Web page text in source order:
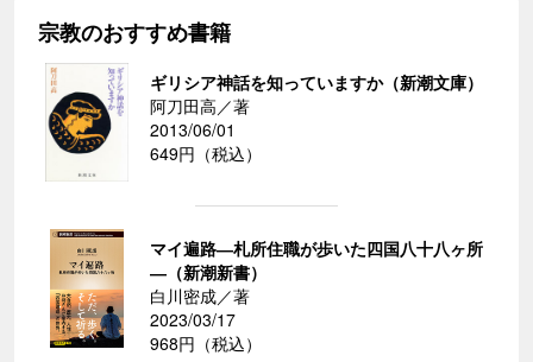
宗教のおすすめ書籍
ギリシア神話を知っていますか（新潮文庫）
阿刀田高／著
2013/06/01
649円（税込）
マイ遍路―札所住職が歩いた四国八十八ヶ所
―（新潮新書）
白川密成／著
2023/03/17
968円（税込）